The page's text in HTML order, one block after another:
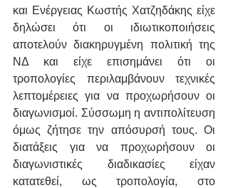
και Ενέργειας Κωστής Χατζηδάκης είχε
δηλώσει ότι οι ιδιωτικοποιήσεις
αποτελούν διακηρυγμένη πολιτική της
ΝΔ και είχε επισημάνει ότι οι
τροπολογίες περιλαμβάνουν τεχνικές
λεπτομέρειες για να προχωρήσουν οι
διαγωνισμοί. Σύσσωμη η αντιπολίτευση
όμως ζήτησε την απόσυρσή τους. Οι
διατάξεις για να προχωρήσουν οι
διαγωνιστικές διαδικασίες είχαν
κατατεθεί, ως τροπολογία, στο